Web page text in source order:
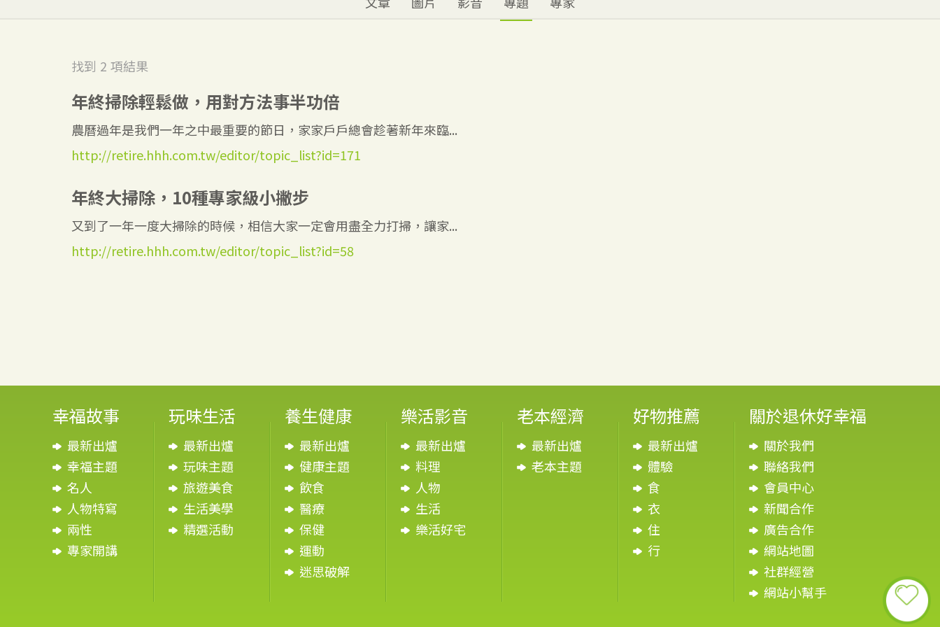
找到 2 項結果
年終掃除輕鬆做，用對方法事半功倍
農曆過年是我們一年之中最重要的節日，家家戶戶總會趁著新年來臨...
http://retire.hhh.com.tw/editor/topic_list?id=171
年終大掃除，10種專家級小撇步
又到了一年一度大掃除的時候，相信大家一定會用盡全力打掃，讓家...
http://retire.hhh.com.tw/editor/topic_list?id=58
幸福故事
最新出爐
幸福主題
名人
人物特寫
兩性
專家開講
玩味生活
最新出爐
玩味主題
旅遊美食
生活美學
精選活動
養生健康
最新出爐
健康主題
飲食
醫療
保健
運動
迷思破解
樂活影音
最新出爐
料理
人物
生活
樂活好宅
老本經濟
最新出爐
老本主題
好物推薦
最新出爐
體驗
食
衣
住
行
關於退休好幸福
關於我們
聯絡我們
會員中心
新聞合作
廣告合作
網站地圖
社群經營
網站小幫手